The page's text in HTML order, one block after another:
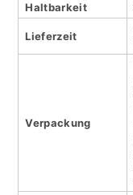
Haltbar­keit
Lieferzeit
Verpackung